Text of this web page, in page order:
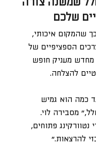
שמשנה צורה
שלכם
שהמקום איכותי,
הספציפיים של
מחדש מעניק חופש
להצלחה.
כמה הוא גמיש
מסבירה לוי.
פתוחים,
להרצאות.”